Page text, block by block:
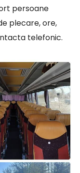
persoane
plecare, ore,
telefonic.